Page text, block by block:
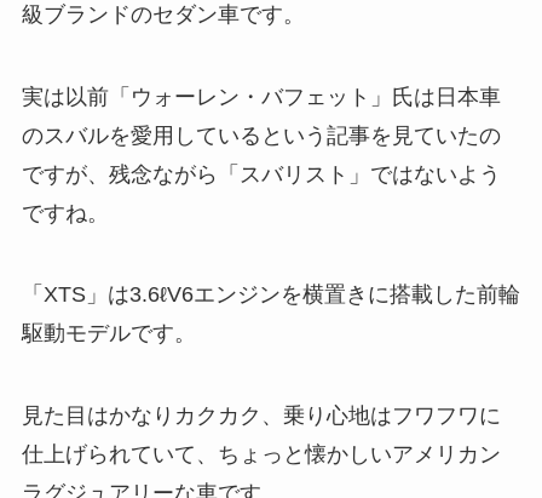
級ブランドのセダン車です。
実は以前「ウォーレン・バフェット」氏は日本車
のスバルを愛用しているという記事を見ていたの
ですが、残念ながら「スバリスト」ではないよう
ですね。
「XTS」は3.6ℓV6エンジンを横置きに搭載した前輪
駆動モデルです。
見た目はかなりカクカク、乗り心地はフワフワに
仕上げられていて、ちょっと懐かしいアメリカン